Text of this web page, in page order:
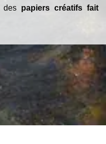
des papiers créatifs fait